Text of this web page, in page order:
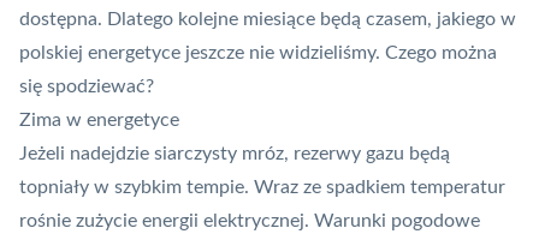
dostępna. Dlatego kolejne miesiące będą czasem, jakiego w
polskiej energetyce jeszcze nie widzieliśmy. Czego można
się spodziewać?
Zima w energetyce
Jeżeli nadejdzie siarczysty mróz, rezerwy gazu będą
topniały w szybkim tempie. Wraz ze spadkiem temperatur
rośnie zużycie energii elektrycznej. Warunki pogodowe